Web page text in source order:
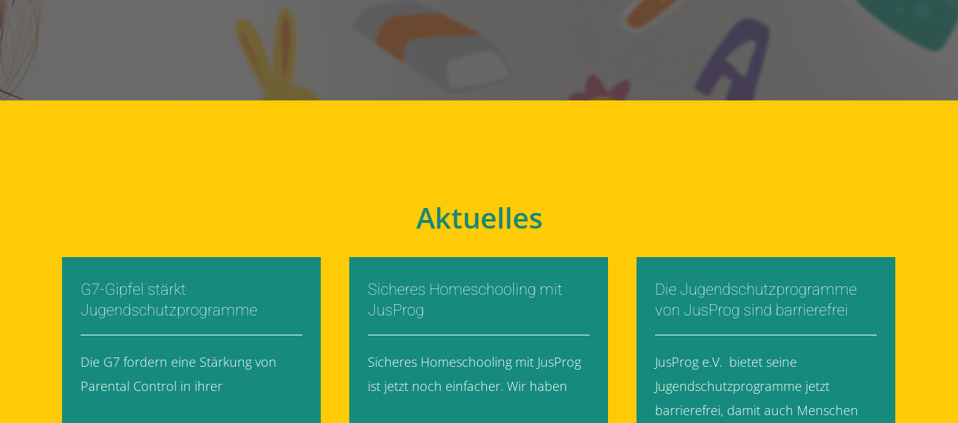
Aktuelles
G7-Gipfel stärkt
Jugendschutzprogramme
Die G7 fordern eine Stärkung von
Parental Control in ihrer
Sicheres Homeschooling mit
JusProg
Sicheres Homeschooling mit JusProg
ist jetzt noch einfacher. Wir haben
Die Jugendschutzprogramme
von JusProg sind barrierefrei
JusProg e.V. bietet seine
Jugendschutzprogramme jetzt
barrierefrei, damit auch Menschen